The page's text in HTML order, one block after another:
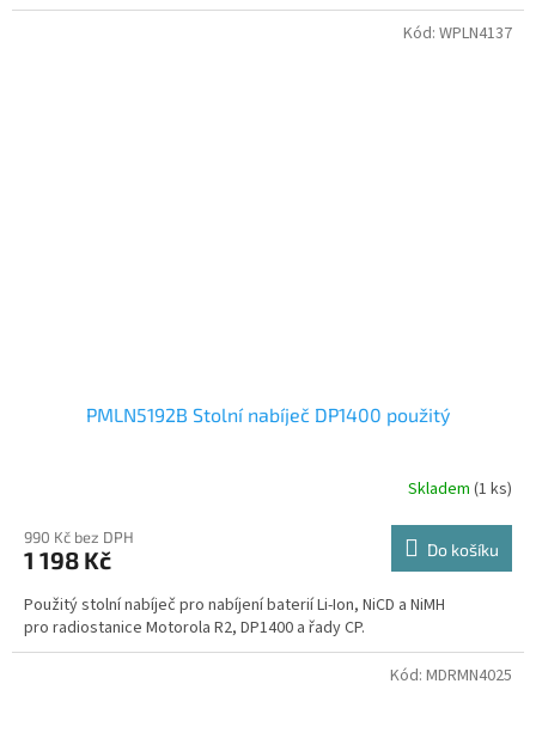
PMLN5192B Stolní nabíječ DP1400 použitý
Skladem (1 ks)
990 Kč bez DPH
1 198 Kč Do košíku
Použitý stolní nabíječ pro nabíjení baterií Li-Ion, NiCD a NiMH
pro radiostanice Motorola R2, DP1400 a řady CP.
Kód: WPLN4137
Kód: MDRMN4025